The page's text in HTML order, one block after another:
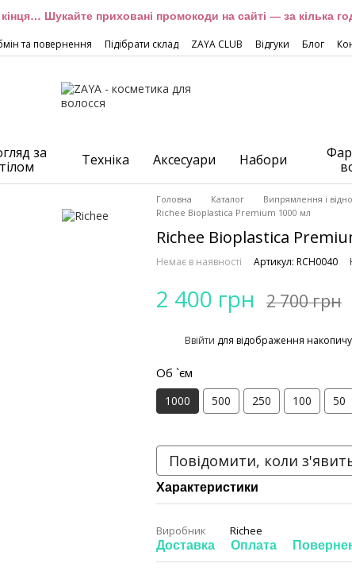
Шукайте приховані промокоди на сайті — за кілька
та повернення Підібрати склад ZAYA CLUB Відгуки Блог
за
тілом
Техніка Аксесуари Набори
Головна Каталог Випрямлення і
Richee Bioplastica Premium 1000 мл
Richee Bioplastica
Немає в наявності Артикул: RCH0040
2 400 грн 2 700 грн
Ввійти для відображення
Об `єм
1000 500 250 100 50
Повідомити, коли
Характеристики
Виробник Richee
Доставка Оплата